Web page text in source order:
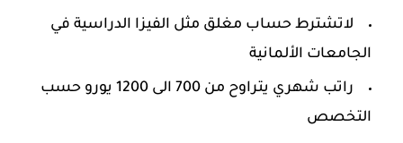
لاتشترط حساب مغلق مثل الفيزا الدراسية في
الجامعات الألمانية
راتب شهري يتراوح من 700 الى 1200 يورو حسب
التخصص